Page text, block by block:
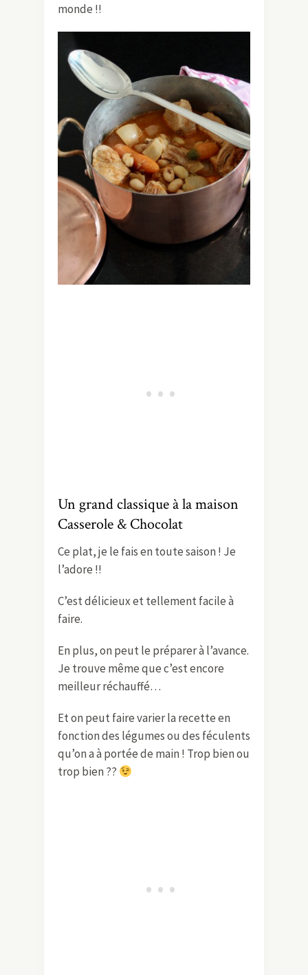
monde !!
Un grand classique à la maison
Casserole & Chocolat
Ce plat, je le fais en toute saison ! Je
l’adore !!
C’est délicieux et tellement facile à
faire.
En plus, on peut le préparer à l’avance.
Je trouve même que c’est encore
meilleur réchauffé…
Et on peut faire varier la recette en
fonction des légumes ou des féculents
qu’on a à portée de main ! Trop bien ou
trop bien ??